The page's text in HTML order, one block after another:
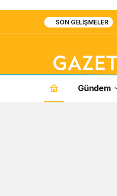
SON GELIŞMELER
Spor
Gündem